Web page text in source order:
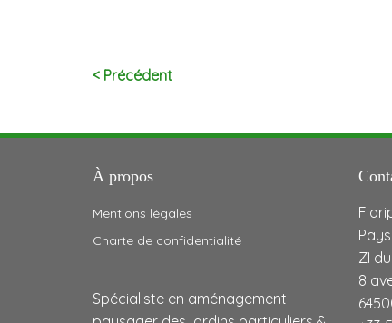
< Précédent
À propos
Mentions légales
Charte de confidentialité
Spécialiste en aménagement
ZI
8